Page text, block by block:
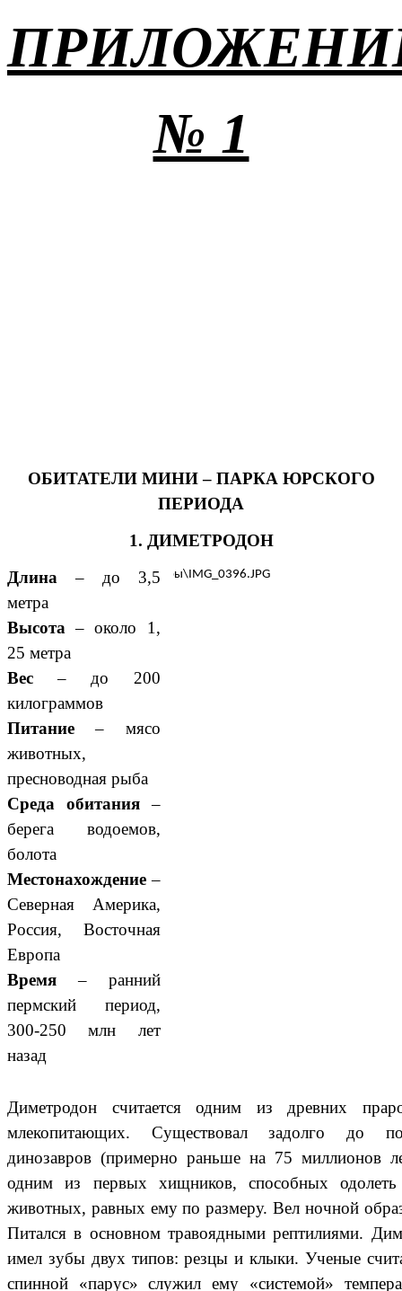
№ 1
ОБИТАТЕЛИ МИНИ – ПАРКА ЮРСКОГО
ПЕРИОДА
1. ДИМЕТРОДОН
Длина – до 3,5
метра
Высота – около 1,
25 метра
Вес – до 200
килограммов
Питание – мясо
животных,
пресноводная рыба
Среда обитания–
берега водоемов,
болота
Местонахождение –
Северная Америка,
Россия, Восточная
Европа
Время – ранний
пермский период,
300-250 млн лет
назад
Диметродон считается одним из древних
млекопитающих. Существовал задолго до
динозавров (примерно раньше на 75 миллионов
одним из первых хищников, способных одолеть
животных, равных ему по размеру. Вел ночной
Питался в основном травоядными рептилиями.
имел зубы двух типов: резцы и клыки. Ученые
спинной «парус» служил ему «системой»